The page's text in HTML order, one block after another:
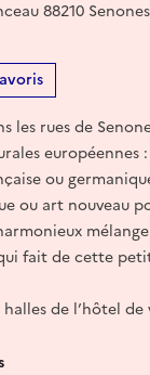
88210
les rues de
européennes
ou
ou art nouveau
fait de cette
halles de l’hôtel de